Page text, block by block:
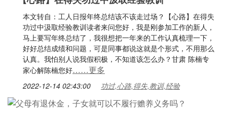
本文转自：工人日报年终总结该不该走过场？【心路】在得失
功过中汲取经验教训读者来问您好，我是刚参加工作的新人，
马上要写年终总结了，我很想把一年来的工作认真梳理一下，
好好总结成绩和问题，可是同事都说这就是个形式，不用那么
认真。我怕别人说我假积极，不知道该怎么办？甘肃 陈楠专
家心解陈楠您好……更多
2022-12-14 02:43:00 功过,心路,得失,教训,经验